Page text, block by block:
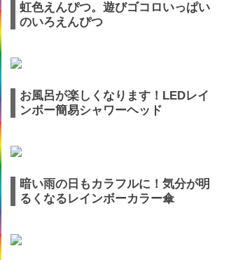
虹色えんぴつ。遊びゴコロいっぱい
のいろえんぴつ
お風呂が楽しくなります！LEDレイ
ンボー簡易シャワーヘッド
暗い雨の日もカラフルに！気分が明
るくなるレインボーカラー傘